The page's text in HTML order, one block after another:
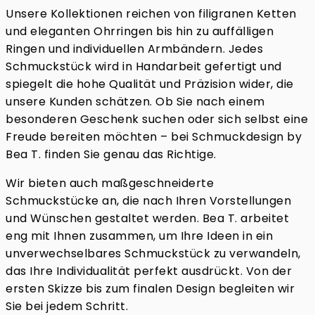
Unsere Kollektionen reichen von filigranen Ketten
und eleganten Ohrringen bis hin zu auffälligen
Ringen und individuellen Armbändern. Jedes
Schmuckstück wird in Handarbeit gefertigt und
spiegelt die hohe Qualität und Präzision wider, die
unsere Kunden schätzen. Ob Sie nach einem
besonderen Geschenk suchen oder sich selbst eine
Freude bereiten möchten – bei Schmuckdesign by
Bea T. finden Sie genau das Richtige.
Wir bieten auch maßgeschneiderte
Schmuckstücke an, die nach Ihren Vorstellungen
und Wünschen gestaltet werden. Bea T. arbeitet
eng mit Ihnen zusammen, um Ihre Ideen in ein
unverwechselbares Schmuckstück zu verwandeln,
das Ihre Individualität perfekt ausdrückt. Von der
ersten Skizze bis zum finalen Design begleiten wir
Sie bei jedem Schritt.